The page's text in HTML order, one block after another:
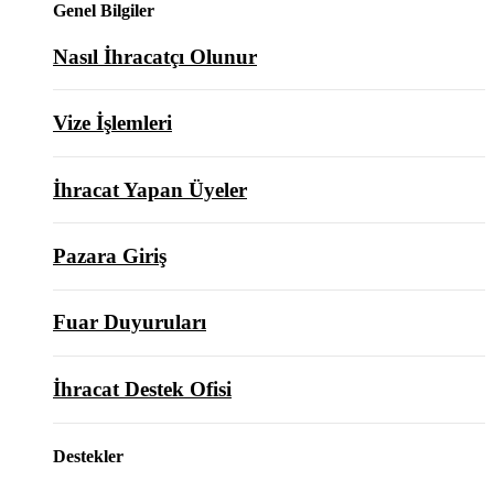
Genel Bilgiler
Nasıl İhracatçı Olunur
Vize İşlemleri
İhracat Yapan Üyeler
Pazara Giriş
Fuar Duyuruları
İhracat Destek Ofisi
Destekler